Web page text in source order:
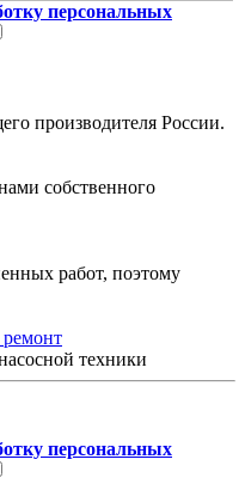
персональных
производителя России.
собственного
работ, поэтому
техники
персональных